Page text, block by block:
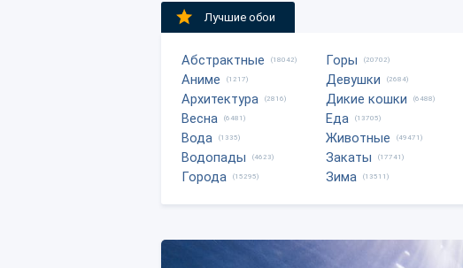
Лучшие обои
Абстрактные (18042)
Аниме (1217)
Архитектура (2816)
Весна (6481)
Вода (1335)
Водопады (4623)
Города (15295)
Горы (20702)
Девушки (2684)
Дикие кошки (6488)
Еда (13705)
Животные (49471)
Закаты (17741)
Зима (13511)